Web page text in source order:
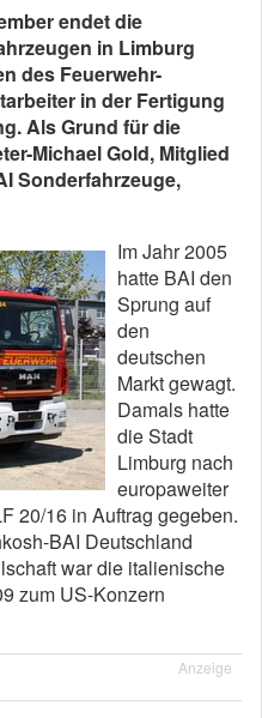
endet die
in Limburg
des Feuerwehr-
in der Fertigung
Als Grund für die
Michael Gold, Mitglied
Sonderfahrzeuge,
Im Jahr 2005
hatte BAI den
Sprung auf
den
deutschen
Markt gewagt.
Damals hatte
die Stadt
Limburg nach
europaweiter
20/16 in Auftrag gegeben.
BAI Deutschland
war die italienische
zum US-Konzern
Anzeige